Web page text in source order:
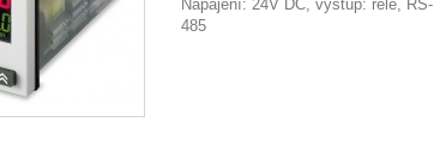
Napájení: 24V DC, výstup: relé, RS-
485